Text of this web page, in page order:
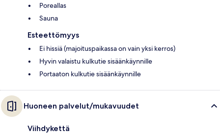
Poreallas
Sauna
Esteettömyys
Ei hissiä (majoituspaikassa on vain yksi kerros)
Hyvin valaistu kulkutie sisäänkäynnille
Portaaton kulkutie sisäänkäynnille
Huoneen palvelut/mukavuudet
Viihdykettä